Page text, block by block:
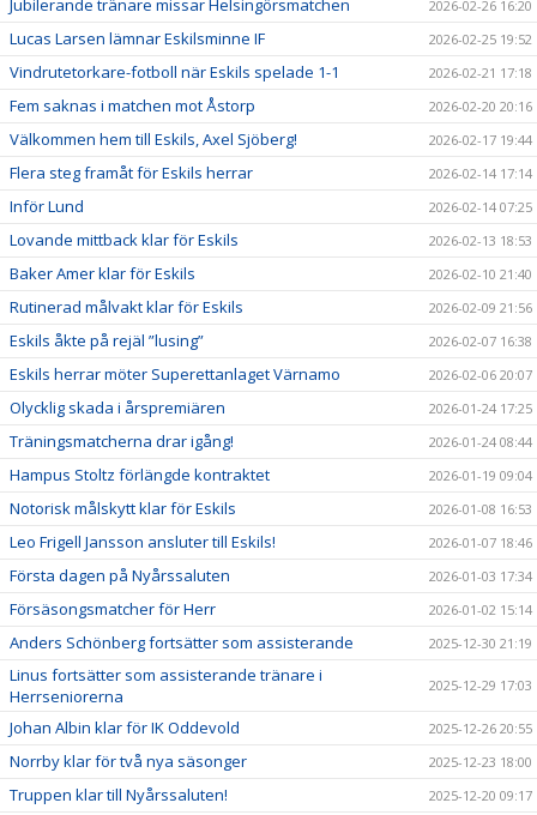
Jubilerande tränare missar Helsingörsmatchen 2026-02-26 16:20
Lucas Larsen lämnar Eskilsminne IF 2026-02-25 19:52
Vindrutetorkare-fotboll när Eskils spelade 1-1 2026-02-21 17:18
Fem saknas i matchen mot Åstorp 2026-02-20 20:16
Välkommen hem till Eskils, Axel Sjöberg! 2026-02-17 19:44
Flera steg framåt för Eskils herrar 2026-02-14 17:14
Inför Lund 2026-02-14 07:25
Lovande mittback klar för Eskils 2026-02-13 18:53
Baker Amer klar för Eskils 2026-02-10 21:40
Rutinerad målvakt klar för Eskils 2026-02-09 21:56
Eskils åkte på rejäl ”lusing” 2026-02-07 16:38
Eskils herrar möter Superettanlaget Värnamo 2026-02-06 20:07
Olycklig skada i årspremiären 2026-01-24 17:25
Träningsmatcherna drar igång! 2026-01-24 08:44
Hampus Stoltz förlängde kontraktet 2026-01-19 09:04
Notorisk målskytt klar för Eskils 2026-01-08 16:53
Leo Frigell Jansson ansluter till Eskils! 2026-01-07 18:46
Första dagen på Nyårssaluten 2026-01-03 17:34
Försäsongsmatcher för Herr 2026-01-02 15:14
Anders Schönberg fortsätter som assisterande 2025-12-30 21:19
Linus fortsätter som assisterande tränare i
Herrseniorerna
2025-12-29 17:03
Johan Albin klar för IK Oddevold 2025-12-26 20:55
Norrby klar för två nya säsonger 2025-12-23 18:00
Truppen klar till Nyårssaluten! 2025-12-20 09:17